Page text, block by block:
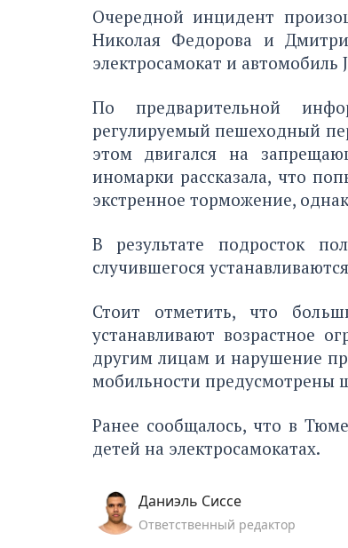
Очередной инцидент
Николая Федорова и
электросамокат и автомобиль
По предварительной
регулируемый пешеходный
этом двигался на
иномарки рассказала, что
экстренное торможение,
В результате подросток
случившегося
Стоит отметить, что
устанавливают возрастное
другим лицам и нарушение
мобильности предусмотрены
Ранее сообщалось, что в
детей на электросамокатах.
Даниэль Сиссе
Ответственный редактор